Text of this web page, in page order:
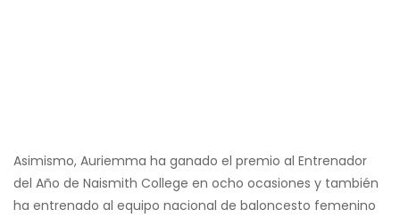
Asimismo, Auriemma ha ganado el premio al Entrenador
del Año de Naismith College en ocho ocasiones y también
ha entrenado al equipo nacional de baloncesto femenino